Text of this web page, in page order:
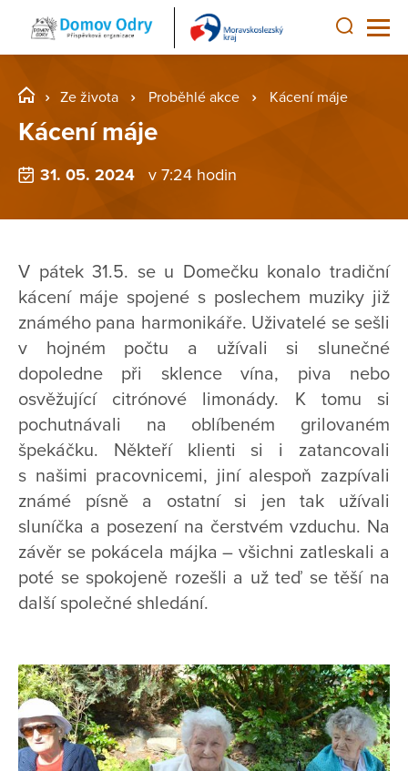
Ze života Proběhlé akce Kácení máje
Kácení máje
31. 05. 2024 v 7:24 hodin
V pátek 31.5. se u Domečku konalo tradiční
kácení máje spojené s poslechem muziky již
známého pana harmonikáře. Uživatelé se sešli
v hojném počtu a užívali si slunečné
dopoledne při sklence vína, piva nebo
osvěžující citrónové limonády. K tomu si
pochutnávali na oblíbeném grilovaném
špekáčku. Někteří klienti si i zatancovali
s našimi pracovnicemi, jiní alespoň zazpívali
známé písně a ostatní si jen tak užívali
sluníčka a posezení na čerstvém vzduchu. Na
závěr se pokácela májka – všichni zatleskali a
poté se spokojeně rozešli a už teď se těší na
další společné shledání.